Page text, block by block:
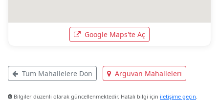
Google Maps'te Aç
Tüm Mahallelere Dön Arguvan Mahalleleri
Bilgiler düzenli olarak güncellenmektedir. Hatalı bilgi için iletişime geçin.